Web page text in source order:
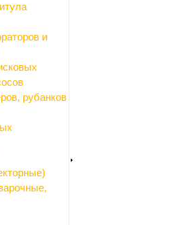
и
рубанков
стальные
стальные